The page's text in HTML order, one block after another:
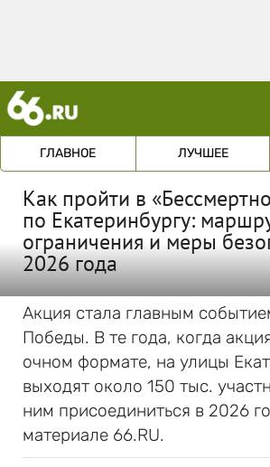
ГЛАВНОЕ ЛУЧШЕЕ
Как пройти в
по Екатеринбургу:
ограничения и меры
2026 года
Акция стала главным
Победы. В те года, когда
очном формате, на улицы
выходят около 150 тыс.
ним присоединиться в 2026
материале 66.RU.